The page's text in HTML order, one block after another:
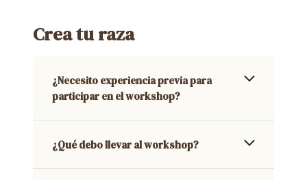
Crea tu raza
¿Necesito experiencia previa para
participar en el workshop?
¿Qué debo llevar al workshop?